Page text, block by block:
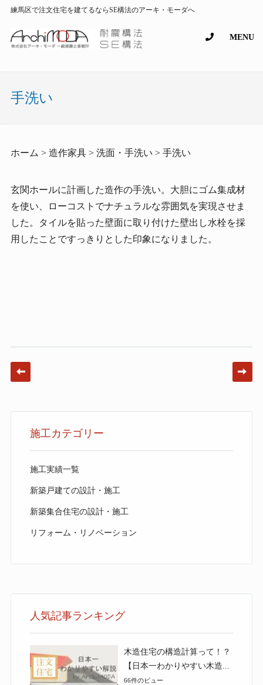
練馬区で注文住宅を建てるならSE構法のアーキ・モーダへ
MENU
手洗い
ホーム > 造作家具 > 洗面・手洗い > 手洗い
玄関ホールに計画した造作の手洗い。大胆にゴム集成材
を使い、ローコストでナチュラルな雰囲気を実現させま
した。タイルを貼った壁面に取り付けた壁出し水栓を採
用したことですっきりとした印象になりました。
Post navigation
施工カテゴリー
施工実績一覧
新築戸建ての設計・施工
新築集合住宅の設計・施工
リフォーム・リノベーション
人気記事ランキング
木造住宅の構造計算って！？
【日本一わかりやすい木造...
66件のビュー